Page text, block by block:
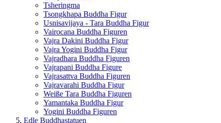
Tsheringma
Tsongkhapa Buddha Figur
Usnisavijaya - Tara Buddha Figur
Vairocana Buddha Figuren
Vajra Dakini Buddha Figur
Vajra Yogini Buddha Figur
Vajradhara Buddha Figuren
Vajrapani Buddha Figure
Vajrasattva Buddha Figuren
Vajravarahi Buddha Figur
Weiße Tara Buddha Figuren
Yamantaka Buddha Figur
Yogini Buddha Figuren
Edle Buddhastatuen